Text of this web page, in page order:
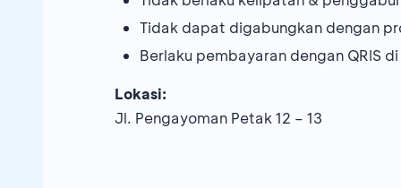
Tidak dapat digabungkan dengan
Berlaku pembayaran dengan QRIS
Lokasi:
Jl. Pengayoman Petak 12 – 13